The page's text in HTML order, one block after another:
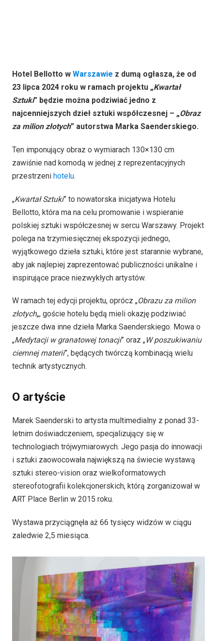
Hotel Bellotto w Warszawie z dumą ogłasza, że od
23 lipca 2024 roku w ramach projektu „Kwartał
Sztuki” będzie można podziwiać jedno z
najcenniejszych dzieł sztuki współczesnej – „Obraz
za milion złotych” autorstwa Marka Saenderskiego.
Ten imponujący obraz o wymiarach 130×130 cm
zawiśnie nad komodą w jednej z reprezentacyjnych
przestrzeni hotelu.
„Kwartał Sztuki” to nowatorska inicjatywa Hotelu
Bellotto, która ma na celu promowanie i wspieranie
polskiej sztuki współczesnej w sercu Warszawy. Projekt
polega na trzymiesięcznej ekspozycji jednego,
wyjątkowego dzieła sztuki, które jest starannie wybrane,
aby jak najlepiej zaprezentować publiczności unikalne i
inspirujące prace niezwykłych artystów.
W ramach tej edycji projektu, oprócz „Obrazu za milion
złotych„, goście hotelu będą mieli okazję podziwiać
jeszcze dwa inne dzieła Marka Saenderskiego. Mowa o
„Medytacji w granatowej tonacji” oraz „W poszukiwaniu
ciemnej materii”, będących twórczą kombinacją wielu
technik artystycznych.
O artyście
Marek Saenderski to artysta multimedialny z ponad 33-
letnim doświadczeniem, specjalizujący się w
technologiach trójwymiarowych. Jego pasja do innowacji
i sztuki zaowocowała największą na świecie wystawą
sztuki stereo-vision oraz wielkoformatowych
stereofotografii kolekcjonerskich, którą zorganizował w
ART Place Berlin w 2015 roku.
Wystawa przyciągnęła aż 66 tysięcy widzów w ciągu
zaledwie 2,5 miesiąca.